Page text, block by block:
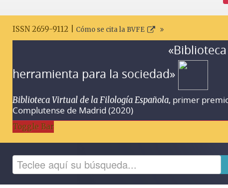
ISSN 2659-9112 | Cómo se cita la BVFE
herramienta para la sociedad»
Biblioteca Virtual de la Filología Española, primer
Complutense de Madrid (2020)
Toggle Bar